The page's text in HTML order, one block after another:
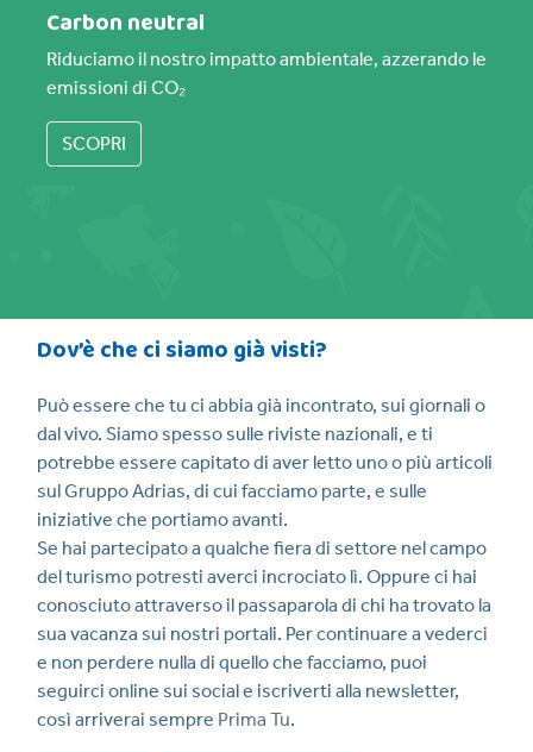
Carbon neutral
Riduciamo il nostro impatto ambientale, azzerando le
emissioni di CO₂
SCOPRI
Dov’è che ci siamo già visti?
Può essere che tu ci abbia già incontrato, sui giornali o
dal vivo. Siamo spesso sulle riviste nazionali, e ti
potrebbe essere capitato di aver letto uno o più articoli
sul Gruppo Adrias, di cui facciamo parte, e sulle
iniziative che portiamo avanti.
Se hai partecipato a qualche fiera di settore nel campo
del turismo potresti averci incrociato lì. Oppure ci hai
conosciuto attraverso il passaparola di chi ha trovato la
sua vacanza sui nostri portali. Per continuare a vederci
e non perdere nulla di quello che facciamo, puoi
seguirci online sui social e iscriverti alla newsletter,
così arriverai sempre Prima Tu.